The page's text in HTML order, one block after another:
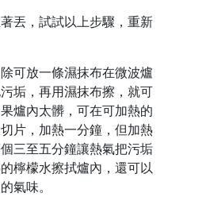
丟，試試以上步驟，重新
可放一條濕抹布在微波爐
垢，再用濕抹布擦，就可
爐內太髒，可在可加熱的
片，加熱一分鐘，但加熱
三至五分鐘讓熱氣把污垢
檸檬水擦拭爐內，還可以
氣味。